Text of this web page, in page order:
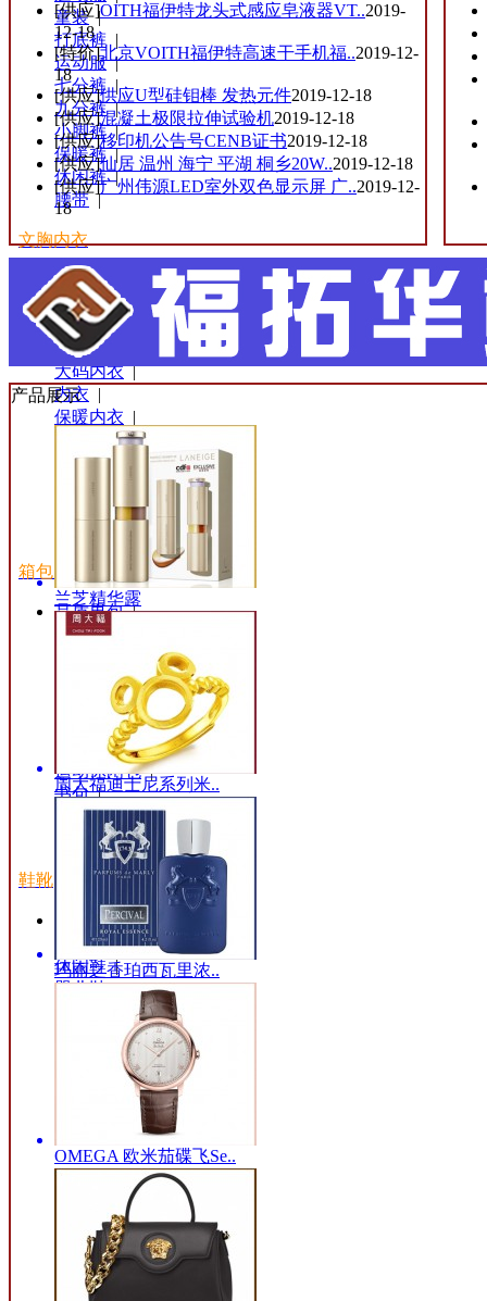
童装|
打底裤|
运动服|
七分裤|
九分裤|
小脚裤|
保暖裤|
休闲裤|
腰带|
文胸内衣
男士内裤
儿童内裤|
调整型文胸
吊带背心
大码内衣|
内衣 |
保暖内衣 |
内裤文胸|
丁字裤|
美体内衣
塑身内裤|
|
箱包皮具
品质男包|
登山包|
|
|
|
|
运动休闲包|
书包|
钱包|
电脑包|
鞋靴
帆布鞋|
童鞋|
休闲鞋|
婴儿鞋|
|
[供应]OITH福伊特龙头式感应皂液器VT..2019-
12-18
[特价]北京VOITH福伊特高速干手机福..2019-12-
18
[供应]供应U型硅钼棒 发热元件2019-12-18
[供应]混凝土极限拉伸试验机2019-12-18
[供应]移印机公告号CENB证书2019-12-18
[供应]仙居 温州 海宁 平湖 桐乡20W..2019-12-18
[供应]广州伟源LED室外双色显示屏 广..2019-12-
18
产品展示
兰芝精华露
周大福迪士尼系列米..
玛丽之香珀西瓦里浓..
OMEGA 欧米茄碟飞Se..